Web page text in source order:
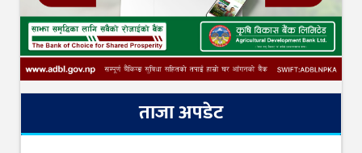
ताजा अपडेट